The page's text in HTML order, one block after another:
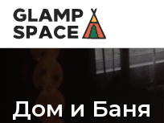
Дом и Баня